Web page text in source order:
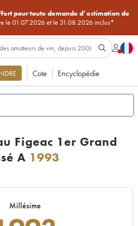
pour toute demande d’estimation de
le 01.07.2026 et le 31.08.2026 inclus*
Cote Encyclopédie
Figeac 1er Grand
A 1993
Millésime